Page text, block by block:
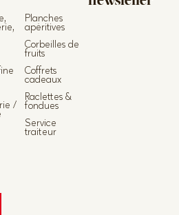
/
Planches
apéritives
Corbeilles de
fruits
Coffrets
cadeaux
Raclettes &
fondues
Service
traiteur